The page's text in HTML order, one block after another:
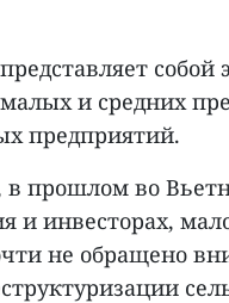
собой
и средних
предприятий.
прошлом во
и инвесторах,
не обращено